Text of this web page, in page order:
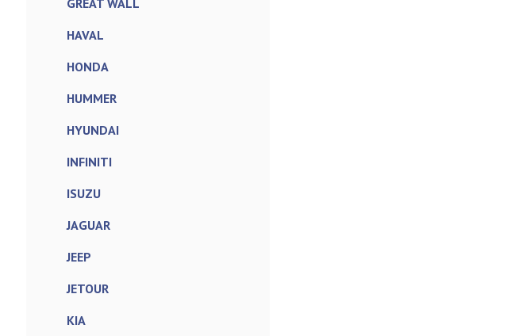
GREAT WALL
HAVAL
HONDA
HUMMER
HYUNDAI
INFINITI
ISUZU
JAGUAR
JEEP
JETOUR
KIA